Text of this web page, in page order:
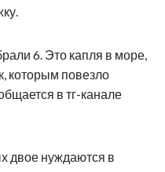
6. Это капля в море,
которым повезло
в тг-канале
двое нуждаются в